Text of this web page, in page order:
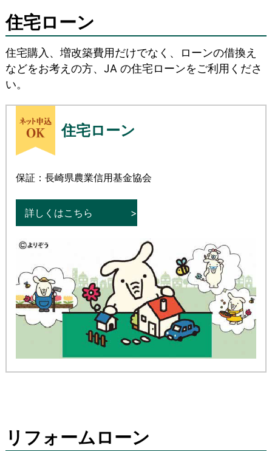
住宅ローン
住宅購入、増改築費用だけでなく、ローンの借換え
などをお考えの方、JA の住宅ローンをご利用くださ
い。
住宅ローン
保証：長崎県農業信用基金協会
詳しくはこちら
リフォームローン